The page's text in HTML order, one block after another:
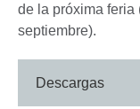
de la próxima feria
septiembre).
Descargas